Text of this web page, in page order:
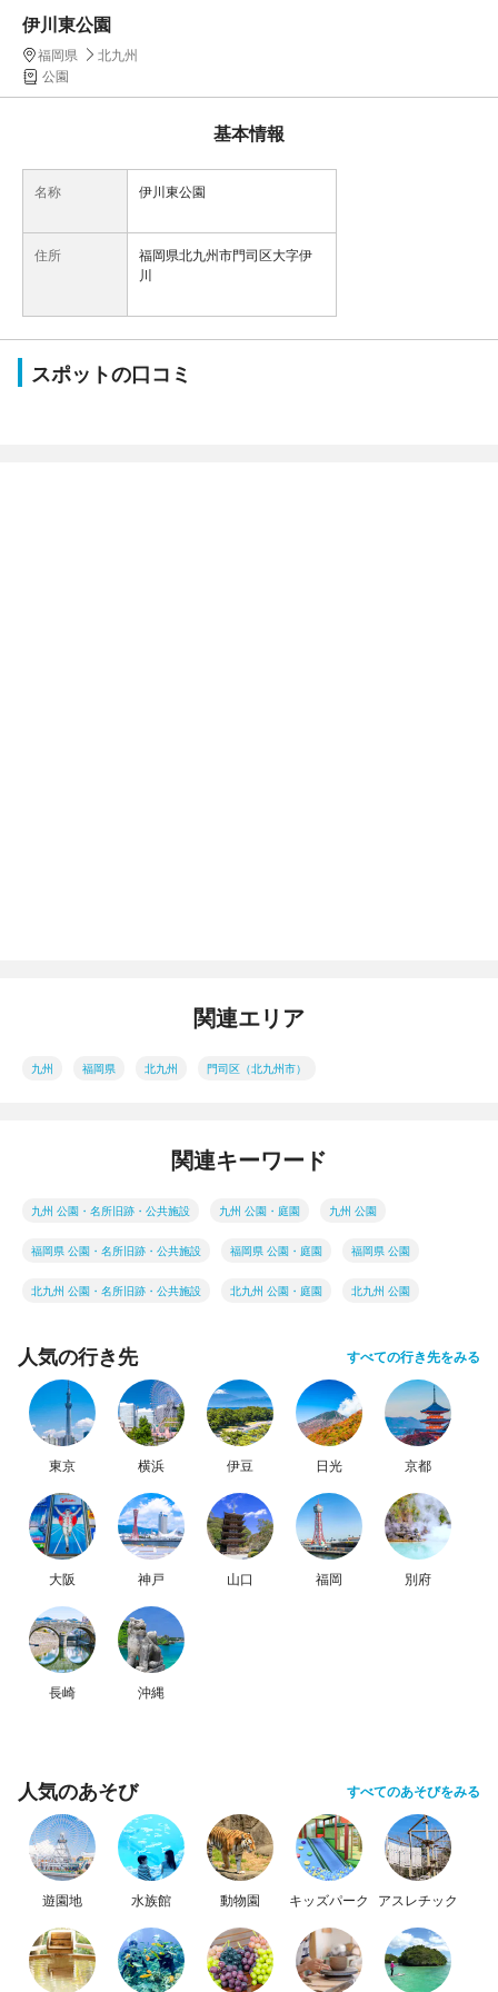
伊川東公園
福岡県
北九州
公園
基本情報
名称 伊川東公園
住所
福岡県北九州市門司区大字伊
川
スポットの口コミ
関連エリア
九州 福岡県 北九州 門司区（北九州市）
関連キーワード
九州 公園・名所旧跡・公共施設 九州 公園・庭園 九州 公園
福岡県 公園・名所旧跡・公共施設 福岡県 公園・庭園 福岡県 公園
北九州 公園・名所旧跡・公共施設 北九州 公園・庭園 北九州 公園
人気の行き先 すべての行き先をみる
東京 横浜 伊豆 日光 京都
大阪 神戸 山口 福岡 別府
長崎 沖縄
人気のあそび すべてのあそびをみる
遊園地 水族館 動物園 キッズパーク アスレチック